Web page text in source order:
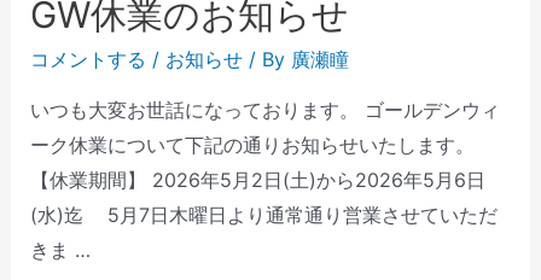
GW休業のお知らせ
コメントする / お知らせ/ By 廣瀬瞳
いつも大変お世話になっております。 ゴールデンウィ
ーク休業について下記の通りお知らせいたします。
【休業期間】 2026年5月2日(土)から2026年5月6日
(水)迄 5月7日木曜日より通常通り営業させていただ
きま …